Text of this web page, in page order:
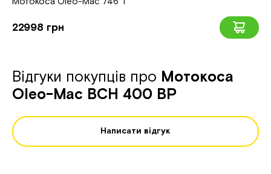
22998 грн
Відгуки покупців про Мотокоса
Oleo-Mac BCH 400 BP
Написати відгук